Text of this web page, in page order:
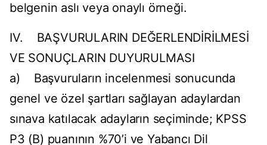
belgenin aslı veya onaylı örneği.
IV. BAŞVURULARIN DEĞERLENDİRİLMESİ
VE SONUÇLARIN DUYURULMASI
a) Başvuruların incelenmesi sonucunda
genel ve özel şartları sağlayan adaylardan
sınava katılacak adayların seçiminde; KPSS
P3 (B) puanının %70’i ve Yabancı Dil